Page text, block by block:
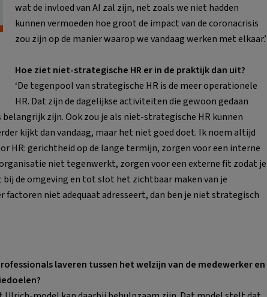
wat de invloed van AI zal zijn, net zoals we niet hadden
kunnen vermoeden hoe groot de impact van de coronacrisis
zou zijn op de manier waarop we vandaag werken met elkaar.’
Hoe ziet niet-strategische HR er in de praktijk dan uit?
‘De tegenpool van strategische HR is de meer operationele
HR. Dat zijn de dagelijkse activiteiten die gewoon gedaan
zijn. Ook zou je als niet-strategische HR kunnen
kijkt dan vandaag, maar het niet goed doet. Ik noem altijd
HR: gerichtheid op de lange termijn, zorgen voor een interne
niet tegenwerkt, zorgen voor een externe fit zodat je
de omgeving en tot slot het zichtbaar maken van je
factoren niet adequaat adresseert, dan ben je niet strategisch
laveren tussen het welzijn van de medewerker en